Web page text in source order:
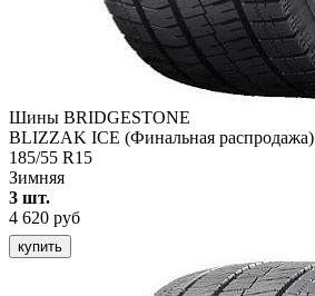
Шины BRIDGESTONE
BLIZZAK ICE (Финальная распродажа)
185/55 R15
Зимняя
3 шт.
4 620 руб
купить